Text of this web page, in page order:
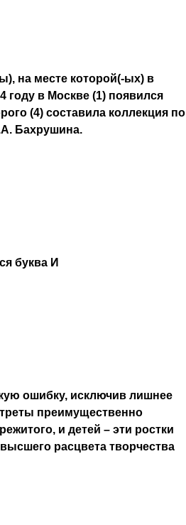
на месте которой(-ых) в
году в Москве (1) появился
(4) составила коллекция по
Бахрушина.
буква И
ошибку, исключив лишнее
преимущественно
и детей – эти ростки
расцвета творчества